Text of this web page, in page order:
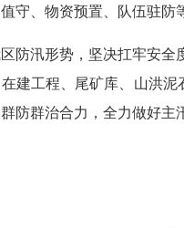
守、物资预置、队伍驻
防汛形势，坚决扛牢安
建工程、尾矿库、山洪
防群治合力，全力做好主